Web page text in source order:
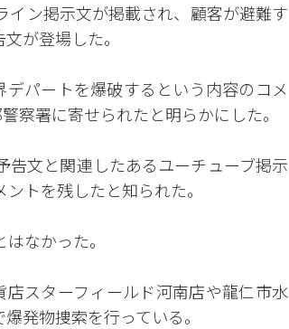
ン掲示文が掲載され、顧客が避難す
が登場した。
パートを爆破するという内容のコメ
察署に寄せられたと明らかにした。
文と関連したあるユーチューブ掲示
トを残したと知られた。
なかった。
スターフィールド河南店や龍仁市水
発物捜索を行っている。